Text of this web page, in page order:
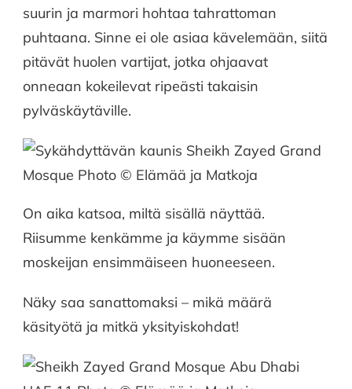
suurin ja marmori hohtaa tahrattoman
puhtaana. Sinne ei ole asiaa kävelemään, siitä
pitävät huolen vartijat, jotka ohjaavat
onneaan kokeilevat ripeästi takaisin
pylväskäytäville.
On aika katsoa, miltä sisällä näyttää.
Riisumme kenkämme ja käymme sisään
moskeijan ensimmäiseen huoneeseen.
Näky saa sanattomaksi – mikä määrä
käsityötä ja mitkä yksityiskohdat!